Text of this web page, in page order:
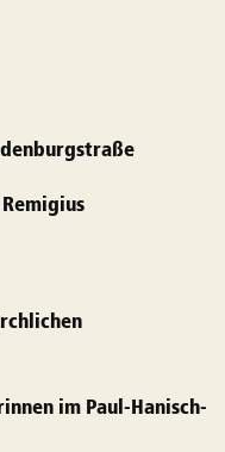
im Paul-Hanisch-